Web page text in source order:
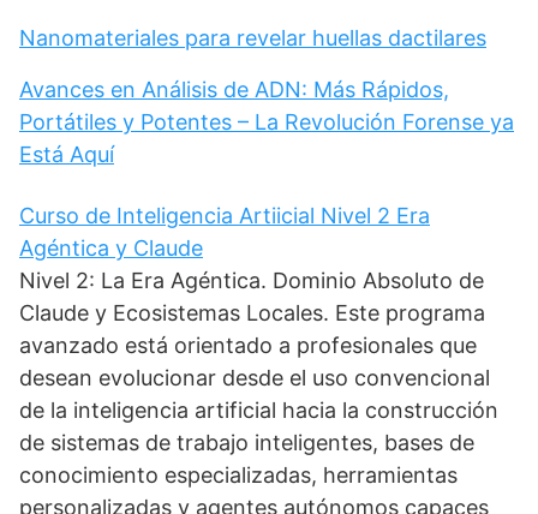
Nanomateriales para revelar huellas dactilares
Avances en Análisis de ADN: Más Rápidos,
Portátiles y Potentes – La Revolución Forense ya
Está Aquí
Curso de Inteligencia Artiicial Nivel 2 Era
Agéntica y Claude
Nivel 2: La Era Agéntica. Dominio Absoluto de
Claude y Ecosistemas Locales. Este programa
avanzado está orientado a profesionales que
desean evolucionar desde el uso convencional
de la inteligencia artificial hacia la construcción
de sistemas de trabajo inteligentes, bases de
conocimiento especializadas, herramientas
personalizadas y agentes autónomos capaces